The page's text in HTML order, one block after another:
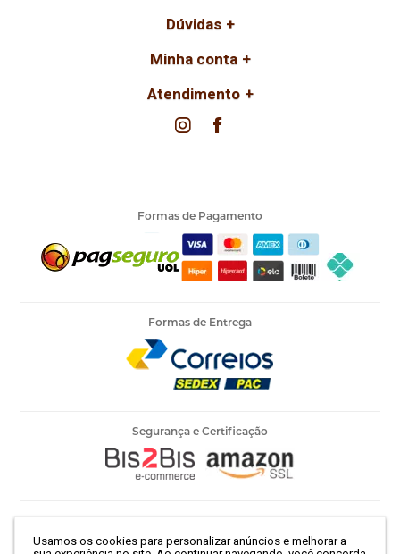
Usamos os cookies para personalizar anúncios e melhorar a
Dúvidas
Minha conta
Atendimento
Formas de Pagamento
Formas de Entrega
Segurança e Certificação
Março, 786 - Centro | São Paulo-SP | CEP 01021-100